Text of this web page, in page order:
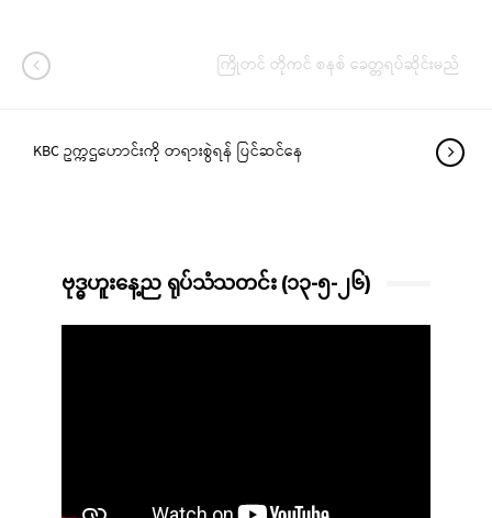
ကြိုတင် တိုကင် စနစ် ခေတ္တရပ်ဆိုင်းမည်
KBC ဥက္ကဌဟောင်းကို တရားစွဲရန် ပြင်ဆင်နေ
ဗုဒ္ဓဟူးနေ့ည ရုပ်သံသတင်း (၁၃-၅-၂၆)